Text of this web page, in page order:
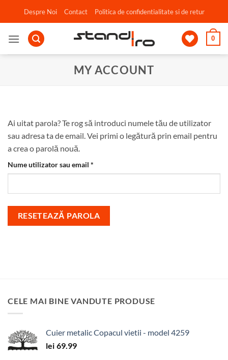
Despre Noi Contact Politica de confidentialitate si de retur
0
MY ACCOUNT
Ai uitat parola? Te rog să introduci numele tău de utilizator
sau adresa ta de email. Vei primi o legătură prin email pentru
a crea o parolă nouă.
Nume utilizator sau email *
RESETEAZĂ PAROLA
CELE MAI BINE VANDUTE PRODUSE
Cuier metalic Copacul vietii - model 4259
lei 69.99